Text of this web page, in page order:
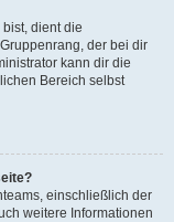
dient die
der bei dir
kann dir die
Bereich selbst
einschließlich der
weitere Informationen